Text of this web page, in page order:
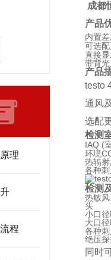
理
程
成都
产品
内置
可选
直接
带背
产品
testo
通风
选配
检测
IAQ (
环境
热辐
各种
检测
热敏
头
小口
大口
各种
绝压
同时